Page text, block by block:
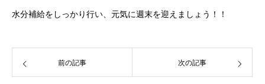
水分補給をしっかり行い、元気に週末を迎えましょう！！
前の記事 次の記事